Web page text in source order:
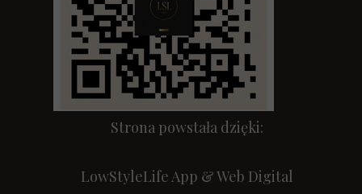
Strona powstała dzięki:
LowStyleLife App & Web Digital